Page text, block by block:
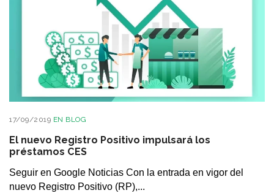
17/09/2019 EN BLOG
El nuevo Registro Positivo impulsará los
préstamos CES
Seguir en Google Noticias Con la entrada en vigor del
nuevo Registro Positivo (RP),...